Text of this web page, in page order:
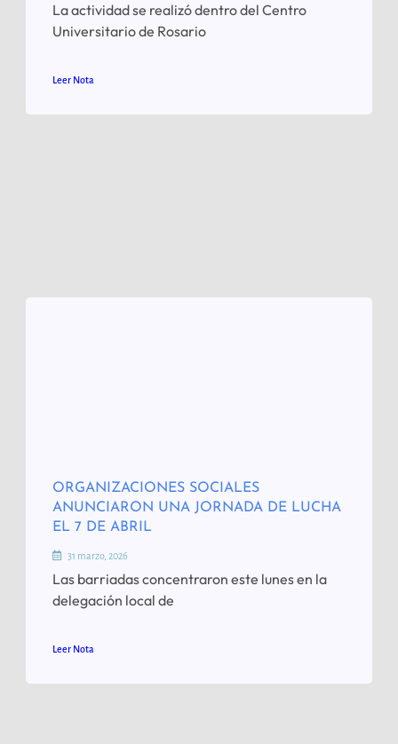
La actividad se realizó dentro del Centro
Universitario de Rosario
Leer Nota
ORGANIZACIONES SOCIALES
ANUNCIARON UNA JORNADA DE LUCHA
EL 7 DE ABRIL
31 marzo, 2026
Las barriadas concentraron este lunes en la
delegación local de
Leer Nota